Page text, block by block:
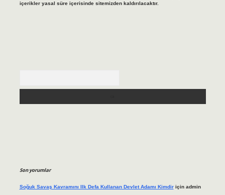
içerikler yasal süre içerisinde sitemizden kaldırılacaktır.
Son yorumlar
Soğuk Savaş Kavramını Ilk Defa Kullanan Devlet Adamı Kimdiriçin admin